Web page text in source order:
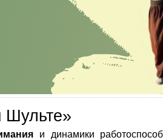
Шульте»
и динамики